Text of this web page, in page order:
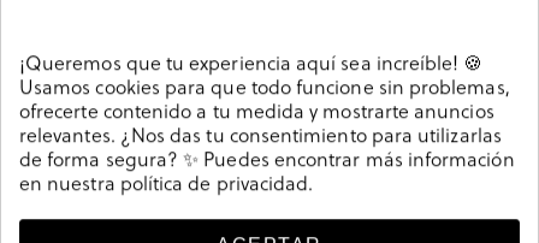
-34,90 € -34,90 €
¡Queremos que tu experiencia aquí sea increíble! 🍪
Usamos cookies para que todo funcione sin problemas,
ofrecerte contenido a tu medida y mostrarte anuncios
relevantes. ¿Nos das tu consentimiento para utilizarlas
de forma segura? ✨ Puedes encontrar más información
en nuestra política de privacidad.